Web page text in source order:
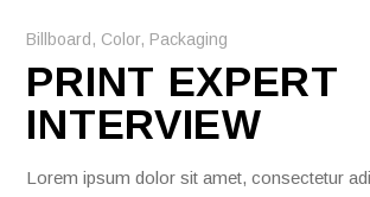
Billboard , Color, Packaging
PRINT EXPERT
INTERVIEW
Lorem ipsum dolor sit amet, consectetur